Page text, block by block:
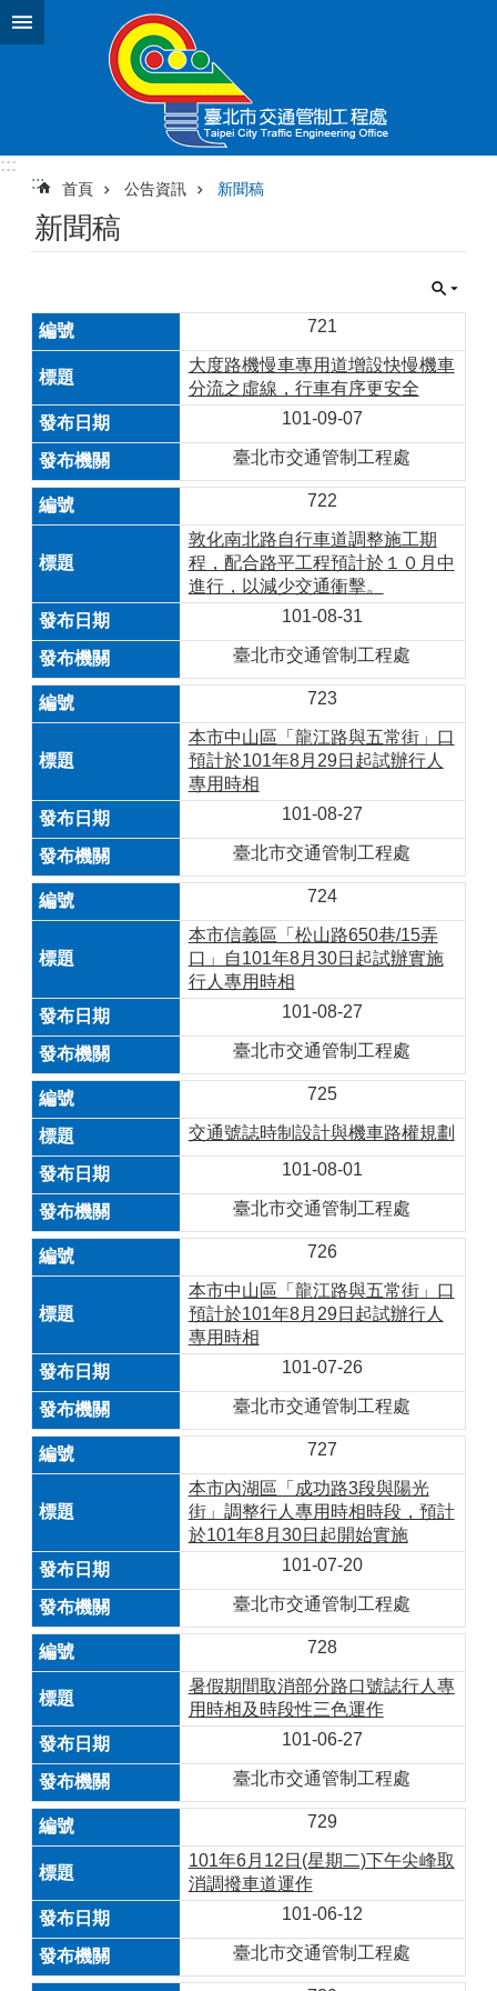
跳到主要內容區塊
:::
:::
首頁 公告資訊 新聞稿
新聞稿
721
大度路機慢車專用道增設快慢機車
分流之虛線，行車有序更安全
101-09-07
臺北市交通管制工程處
722
敦化南北路自行車道調整施工期
程，配合路平工程預計於１０月中
進行，以減少交通衝擊。
101-08-31
臺北市交通管制工程處
723
本市中山區「龍江路與五常街」口
預計於101年8月29日起試辦行人
專用時相
101-08-27
臺北市交通管制工程處
724
本市信義區「松山路650巷/15弄
口」自101年8月30日起試辦實施
行人專用時相
101-08-27
臺北市交通管制工程處
725
交通號誌時制設計與機車路權規劃
101-08-01
臺北市交通管制工程處
726
本市中山區「龍江路與五常街」口
預計於101年8月29日起試辦行人
專用時相
101-07-26
臺北市交通管制工程處
727
本市內湖區「成功路3段與陽光
街」調整行人專用時相時段，預計
於101年8月30日起開始實施
101-07-20
臺北市交通管制工程處
728
暑假期間取消部分路口號誌行人專
用時相及時段性三色運作
101-06-27
臺北市交通管制工程處
729
101年6月12日(星期二)下午尖峰取
消調撥車道運作
101-06-12
臺北市交通管制工程處